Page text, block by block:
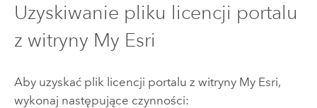
Uzyskiwanie pliku licencji portalu
z witryny My Esri
Aby uzyskać plik licencji portalu z witryny My Esri,
wykonaj następujące czynności: